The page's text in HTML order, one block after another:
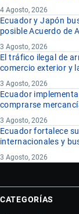
4 Agosto, 2026
Ecuador y Japón
posible Acuerdo de
3 Agosto, 2026
El tráfico ilegal de
comercio exterior y
3 Agosto, 2026
Ecuador
comprarse
3 Agosto, 2026
Ecuador fortalece
internacionales y
3 Agosto, 2026
CATEGORÍAS